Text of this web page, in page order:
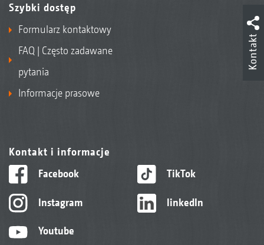
Szybki dostęp
Formularz kontaktowy
FAQ | Często zadawane
pytania
Informacje prasowe
Kontakt i informacje
Facebook
Instagram
Youtube
TikTok
linkedIn
Kontakt